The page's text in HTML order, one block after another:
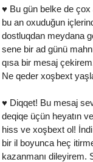
♥ Bu gün belke de çox
bu an oxuduğun
dostluqdan meydana
sene bir ad günü
qısa bir mesaj
Ne qeder xoşbext
♥ Diqqet! Bu mesaj
deqiqe üçün heyatın
hiss ve xoşbext ol!
bir il boyunca heç
kazanmanı dileyirem.